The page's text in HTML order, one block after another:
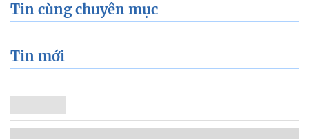
Tin cùng chuyên mục
Tin mới